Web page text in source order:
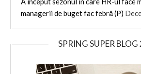
managerii de buget fac febră (P)
SPRING SUPER